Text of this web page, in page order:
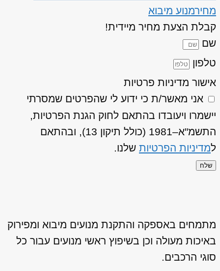
מחירמנוע מיבוא
קבלת הצעת מחיר מיידית!
שם
טלפון
אישור מדיניות פרטיות
אני מאשר/ת כי ידוע לי שהפרטים שמסרתי
יישמרו ויעובדו בהתאם לחוק הגנת הפרטיות,
התשמ"א–1981 (כולל תיקון 13), ובהתאם
למדיניות הפרטיות שלנו.
שלח
מתמחים באספקה והתקנת מנועים מיבוא ומפירוק
באיכות מעולה וכן בשיפוץ ראשי מנועים עבור כל
סוגי הרכבים.